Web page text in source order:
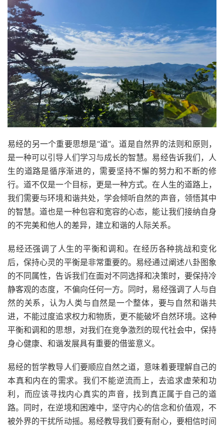
易经的另一个重要思想是“道”。道是自然界的法则和原则，
是一种可以引导人们学习与成长的智慧。易经告诉我们，人
生的道路是循序渐进的，需要坚持不懈的努力和不断的修
行。道不仅是一个目标，更是一种方式。在人生的道路上，
我们需要与环境和谐共处，学会倾听自然的声音，领悟其中
的智慧。道也是一种包容和宽容的心态，能让我们接纳自身
的不完美和他人的差异，建立和谐的人际关系。
易经还强调了人生的平衡和调和。在经历各种挑战和变化
后，保持心灵的平衡是非常重要的。易经通过阐述八卦图象
的不同属性，告诉我们在面对不同选择和决策时，要保持冷
静客观的态度，不偏向任何一方。同时，易经强调了人与自
然的关系，认为人类与自然是一个整体，要与自然和谐共
进，不能过度追求权力和物质，更不能破坏自然环境。这种
平衡和调和的思想，对我们在竞争激烈的现代社会中，保持
身心健康、和谐发展具有重要的借鉴意义。
易经的哲学教导人们要顺应自然之道，意味着要理解自己的
本真和内在的需求。我们不能逆流而上，去追求虚荣和功
利，而应该寻找内心真实的声音，找到真正属于自己的道
路。同时，在逆境和困难中，坚守内心的信念和价值观，不
被外界的干扰所动摇。易经教导我们要有耐心，要相信时间